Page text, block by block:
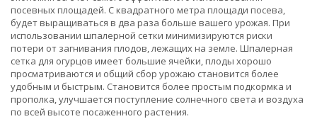
посевных площадей. С квадратного метра площади посева,
будет выращиваться в два раза больше вашего урожая. При
использовании шпалерной сетки минимизируются риски
потери от загнивания плодов, лежащих на земле. Шпалерная
сетка для огурцов имеет большие ячейки, плоды хорошо
просматриваются и общий сбор урожаю становится более
удобным и быстрым. Становится более простым подкормка и
прополка, улучшается поступление солнечного света и воздуха
по всей высоте посаженного растения.